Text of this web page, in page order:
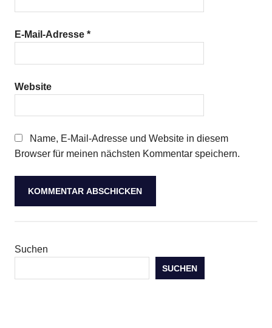
E-Mail-Adresse *
Website
Name, E-Mail-Adresse und Website in diesem
Browser für meinen nächsten Kommentar speichern.
Suchen
SUCHEN